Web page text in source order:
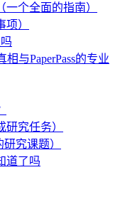
个全面的指南）
）
与PaperPass的专业
究任务）
究课题）
道了吗